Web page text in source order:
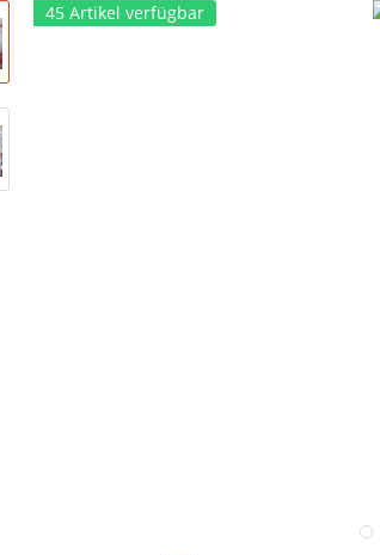
45 Artikel verfügbar